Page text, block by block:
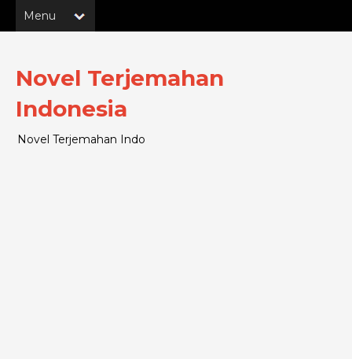
Novel Terjemahan
Indonesia
Novel Terjemahan Indo